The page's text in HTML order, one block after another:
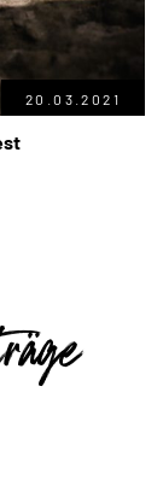
20.03.2021